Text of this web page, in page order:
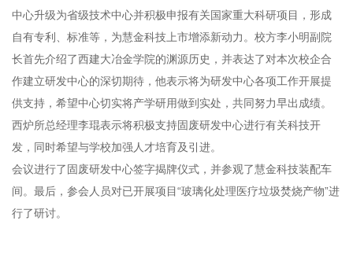
中心升级为省级技术中心并积极申报有关国家重大科研项目，形成
自有专利、标准等，为慧金科技上市增添新动力。校方李小明副院
长首先介绍了西建大冶金学院的渊源历史，并表达了对本次校企合
作建立研发中心的深切期待，他表示将为研发中心各项工作开展提
供支持，希望中心切实将产学研用做到实处，共同努力早出成绩。
西炉所总经理李琨表示将积极支持固废研发中心进行有关科技开
发，同时希望与学校加强人才培育及引进。
会议进行了固废研发中心签字揭牌仪式，并参观了慧金科技装配车
间。最后，参会人员对已开展项目“玻璃化处理医疗垃圾焚烧产物”进
行了研讨。